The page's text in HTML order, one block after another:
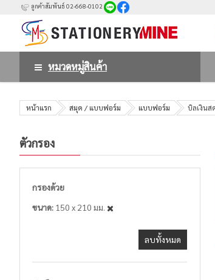
ลูกค้าสัมพันธ์ 02-668-0102
หมวดหมู่สินค้า
หน้าแรก สมุด / แบบฟอร์ม แบบฟอร์ม บิลเงินส
ตัวกรอง
กรองด้วย
ขนาด 150 x 210 มม.
ลบทั้งหมด